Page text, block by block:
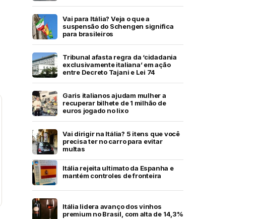
Vai para Itália? Veja o que a
suspensão do Schengen significa
para brasileiros
Tribunal afasta regra da ‘cidadania
exclusivamente italiana’ em ação
entre Decreto Tajani e Lei 74
Garis italianos ajudam mulher a
recuperar bilhete de 1 milhão de
euros jogado no lixo
Vai dirigir na Itália? 5 itens que você
precisa ter no carro para evitar
multas
Itália rejeita ultimato da Espanha e
mantém controles de fronteira
Itália lidera avanço dos vinhos
premium no Brasil, com alta de 14,3%